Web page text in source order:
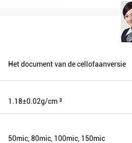
Het document van de cellofaanversie
1.18±0.02g/cm ³
50mic, 80mic, 100mic, 150mic